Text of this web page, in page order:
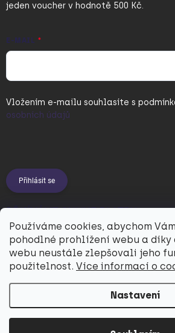
Používáme cookies, abychom
pohodlné prohlížení webu a díky
webu neustále zlepšovali jeho
použitelnost. Více informací o
Nastavení
jeden voucher v hodnotě 500 Kč.
E-MAIL
Vložením e-mailu souhlasíte s
osobních údajů
Přihlásit se
PŘIJÍMÁME ONLINE PLATBY
Utukutu. Všechna